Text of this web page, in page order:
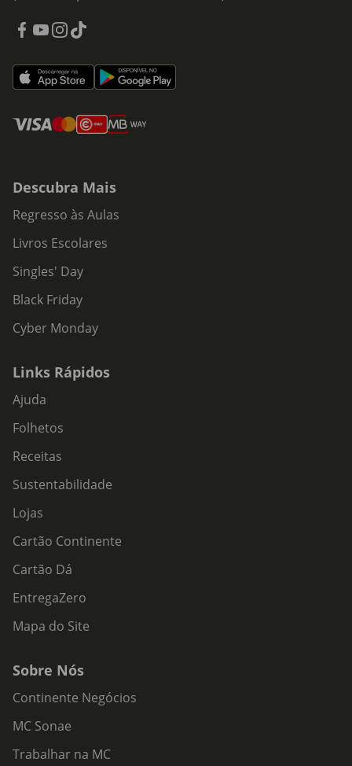
Descubra Mais
Regresso às Aulas
Livros Escolares
Singles' Day
Black Friday
Cyber Monday
Links Rápidos
Ajuda
Folhetos
Receitas
Sustentabilidade
Lojas
Cartão Continente
Cartão Dá
EntregaZero
Mapa do Site
Sobre Nós
Continente Negócios
MC Sonae
Trabalhar na MC